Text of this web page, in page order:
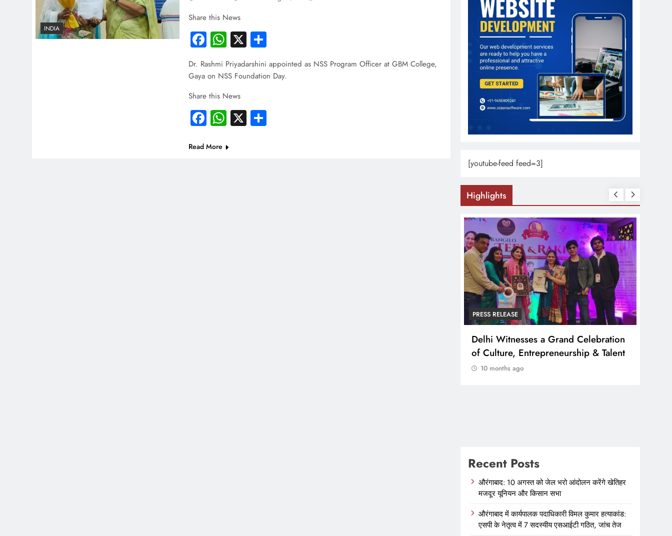
INDIA
Share this News
Facebook
WhatsApp
X
Dr. Rashmi Priyadarshini appointed as NSS Program Officer at GBM College,
Gaya on NSS Foundation Day.
Share this News
Facebook
WhatsApp
X
Read More
[youtube-feed feed=3]
Highlights
PRESS RELEASE
Delhi Witnesses a Grand Celebration
of Culture, Entrepreneurship & Talent
10 months ago
Recent Posts
औरंगाबाद: 10 अगस्त को जेल भरो आंदोलन करेंगे खेतिहर
मजदूर यूनियन और किसान सभा
औरंगाबाद में कार्यपालक पदाधिकारी विमल कुमार हत्याकांड:
एसपी के नेतृत्व में 7 सदस्यीय एसआईटी गठित, जांच तेज